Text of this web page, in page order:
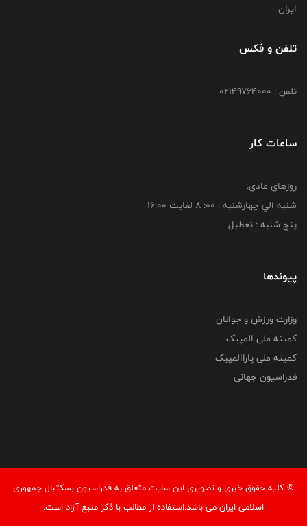
ایران
تلفن و فکس
تلفن : 02149764000
ساعات کار
روزهای عادی:
شنبه الي چهارشنبه : 00: 8 لغايت 16:00
پنج شنبه : تعطیل
پیوندها
وزارت ورزش و جوانان
کمیته ملی المپیک
کمیته ملی پاراالمپیک
فدراسیون جهانی
© کليه حقوق خبری و تصويری اين سايت متعلق به فدراسیون بسکتبال جمهوری
اسلامی ایران می باشد.استفاده از مطالب با ذكر منبع آزاد است.